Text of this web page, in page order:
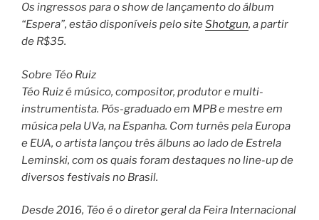
Os ingressos para o show de lançamento do álbum
“Espera”, estão disponíveis pelo siteShotgun, a partir
de R$35.
Sobre Téo Ruiz
Téo Ruiz é músico, compositor, produtor e multi-
instrumentista. Pós-graduado em MPB e mestre em
música pela UVa, na Espanha. Com turnês pela Europa
e EUA, o artista lançou três álbuns ao lado de Estrela
Leminski, com os quais foram destaques no line-up de
diversos festivais no Brasil.
Desde 2016, Téo é o diretor geral da Feira Internacional